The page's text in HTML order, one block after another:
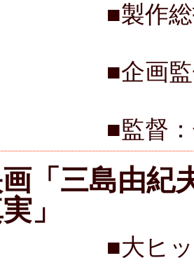
■製作
■企画
■監督
「三島由紀
」
■大ヒ